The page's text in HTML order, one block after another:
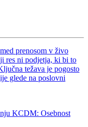
prenosom v živo
res ni podjetja, ki bi to
težava je pogosto
glede na poslovni
KCDM: Osebnost